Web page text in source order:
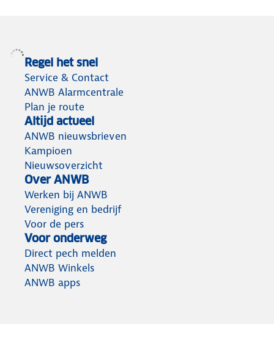
Regel het snel
Service & Contact
ANWB Alarmcentrale
Plan je route
Altijd actueel
ANWB nieuwsbrieven
Kampioen
Nieuwsoverzicht
Over ANWB
Werken bij ANWB
Vereniging en bedrijf
Voor de pers
Voor onderweg
Direct pech melden
ANWB Winkels
ANWB apps